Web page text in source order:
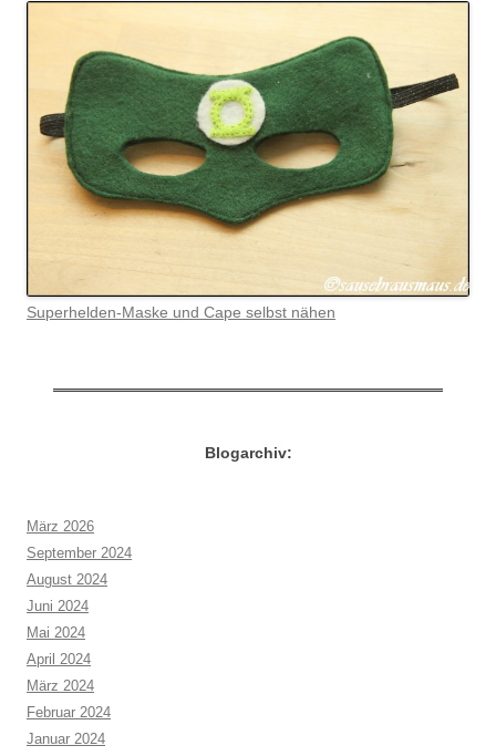
Superhelden-Maske und Cape selbst nähen
Blogarchiv:
März 2026
September 2024
August 2024
Juni 2024
Mai 2024
April 2024
März 2024
Februar 2024
Januar 2024